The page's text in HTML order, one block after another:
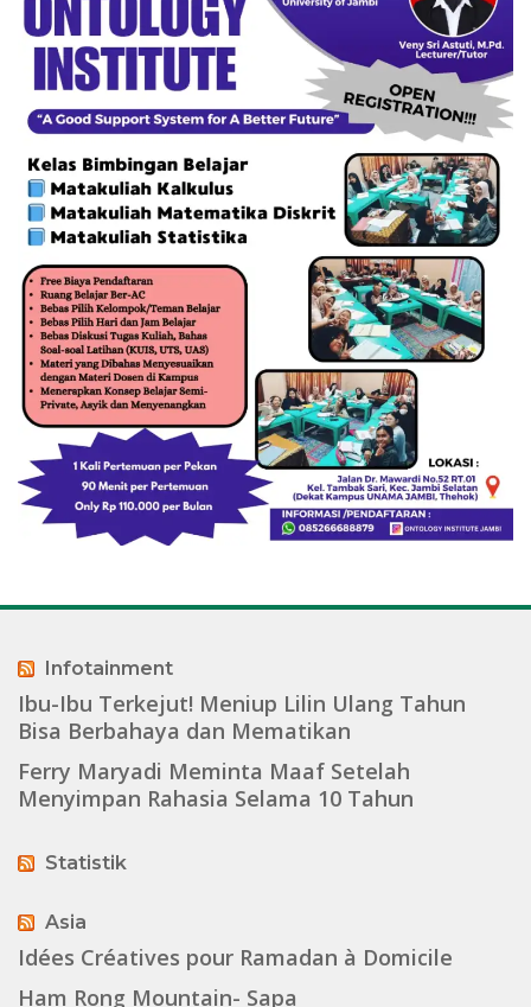
Infotainment
Ibu-Ibu Terkejut! Meniup Lilin Ulang Tahun
Bisa Berbahaya dan Mematikan
Ferry Maryadi Meminta Maaf Setelah
Menyimpan Rahasia Selama 10 Tahun
Statistik
Asia
Idées Créatives pour Ramadan à Domicile
Ham Rong Mountain- Sapa